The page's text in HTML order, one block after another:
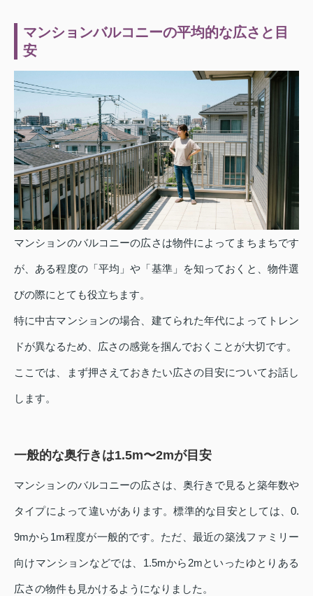
マンションバルコニーの平均的な広さと目
安
マンションのバルコニーの広さは物件によってまちまちです
が、ある程度の「平均」や「基準」を知っておくと、物件選
びの際にとても役立ちます。
特に中古マンションの場合、建てられた年代によってトレン
ドが異なるため、広さの感覚を掴んでおくことが大切です。
ここでは、まず押さえておきたい広さの目安についてお話し
します。
一般的な奥行きは1.5m〜2mが目安
マンションのバルコニーの広さは、奥行きで見ると築年数や
タイプによって違いがあります。標準的な目安としては、0.
9mから1m程度が一般的です。ただ、最近の築浅ファミリー
向けマンションなどでは、1.5mから2mといったゆとりある
広さの物件も見かけるようになりました。